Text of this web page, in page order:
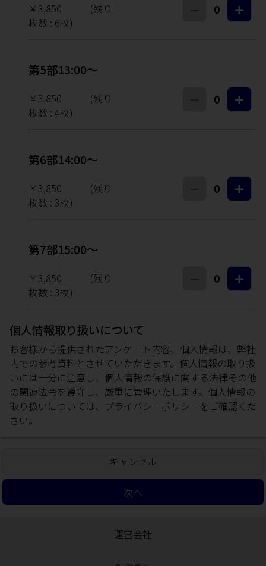
￥3,850 (残り
枚数 : 6枚)
0
第5部13:00～
￥3,850 (残り
枚数 : 4枚)
0
第6部14:00～
￥3,850 (残り
枚数 : 3枚)
0
第7部15:00～
￥3,850 (残り
枚数 : 3枚)
0
個人情報取り扱いについて
お客様から提供されたアンケート内容、個人情報は、弊社
内での参考資料とさせていただきます。個人情報の取り扱
いには十分に注意し、個人情報の保護に関する法律その他
の関連法令を遵守し、厳重に管理いたします。個人情報の
取り扱いについては、
プライバシーポリシーをご確認くだ
さい。
キャンセル
次へ
運営会社